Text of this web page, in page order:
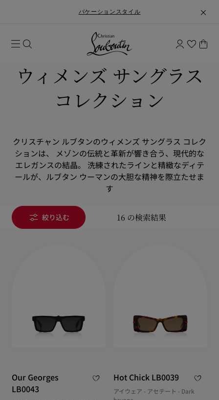
バケーションスタイル
ウィメンズ サングラス
コレクション
クリスチャン ルブタンのウィメンズ サングラス コレク
ションは、 メゾンの伝統と革新が響き合う、現代的な
エレガンスの結晶。 洗練されたラインと精緻なディテ
ールが、ルブタン ウーマンの大胆な精神を際立たせま
す
絞り込む 16 の検索結果
Our Georges
LB0043
Hot Chick LB0039
アイウェア - アセテート - Dark